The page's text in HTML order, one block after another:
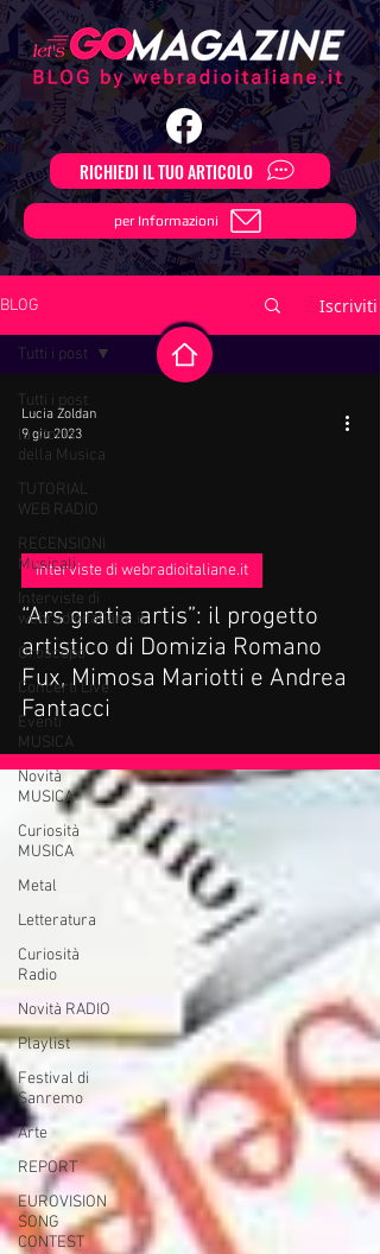
RICHIEDI IL TUO ARTICOLO
per Informazioni
BLOG Iscriviti
Tutti i post
la storia
della Musica
TUTORIAL
WEB RADIO
RECENSIONI
Musicali
Interviste di
webradioitaliane.it
Oroscopo
Concerti Live
Eventi
MUSICA
Novità
MUSICA
Curiosità
MUSICA
Metal
Letteratura
Curiosità
Radio
Novità RADIO
Playlist
Festival di
Sanremo
Arte
REPORT
EUROVISION
SONG
CONTEST
Tutti i post
“Ars gratia artis”: il progetto
artistico di Domizia Romano
Fux, Mimosa Mariotti e Andrea
Fantacci
Interviste di webradioitaliane.it
Lucia Zoldan
9 giu 2023